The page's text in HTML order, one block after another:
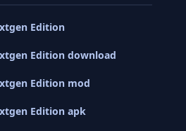
Edition
Edition download
Edition mod
Edition apk